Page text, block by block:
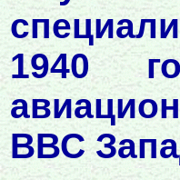
1940
ВВС